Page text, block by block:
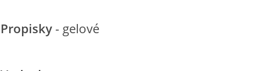
Propisky - gelové